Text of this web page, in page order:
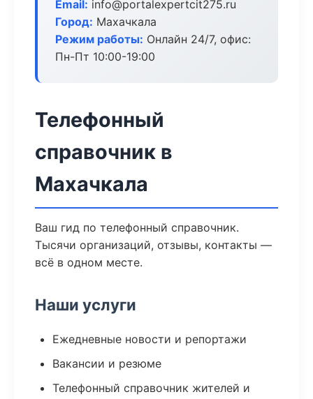
Email: info@portalexpertcit275.ru
Город: Махачкала
Режим работы: Онлайн 24/7, офис:
Пн-Пт 10:00-19:00
Телефонный
справочник в
Махачкала
Ваш гид по телефонный справочник.
Тысячи организаций, отзывы, контакты —
всё в одном месте.
Наши услуги
Ежедневные новости и репортажи
Вакансии и резюме
Телефонный справочник жителей и